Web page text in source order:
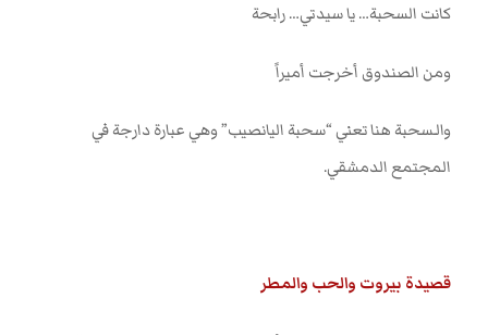
كانت السحبة… يا سيدتي… رابحة
ومن الصندوق أخرجت أميراً
والـسحبة هنا تعني “سحبة اليانصيب” وهي عبارة دارجة في
المجتمع الدمشقي.
قصيدة بيروت والحب والمطر